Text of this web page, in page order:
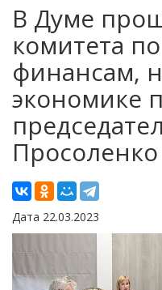
В Думе
комитета
финансам,
экономике
Просоленко
Дата 22.03.2023